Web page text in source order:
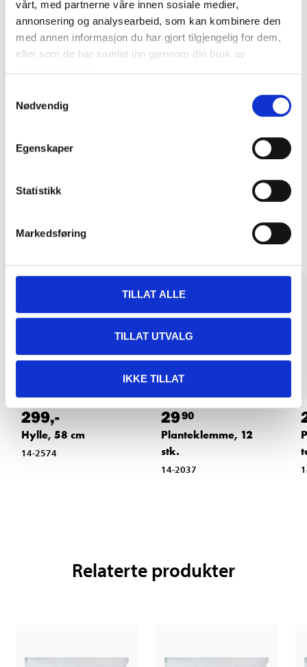
vårt, med partnerne våre innen sosiale medier,
annonsering og analysearbeid, som kan kombinere den
med annen informasjon du har gjort tilgjengelig for dem,
eller som de har samlet inn gjennom din bruk av
Nødvendig
Egenskaper
Statistikk
Markedsføring
TILLAT ALLE
TILLAT UTVALG
IKKE TILLAT
DEL OPP DIN BETALING
Andre kunder har også kjøpt
299,-
Hylle, 58 cm
14-2574
2990
Planteklemme, 12
stk.
14-2037
Relaterte produkter